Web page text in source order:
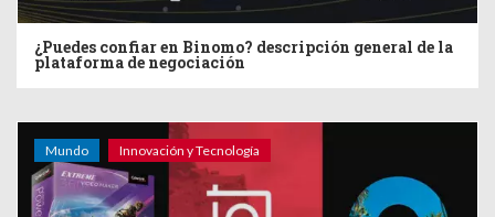
¿Puedes confiar en Binomo? descripción general de la
plataforma de negociación
Mundo Innovación y Tecnología